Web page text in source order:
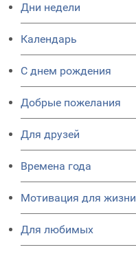
Дни недели
Календарь
C днем рождения
Добрые пожелания
Для друзей
Времена года
Мотивация для жизни
Для любимых